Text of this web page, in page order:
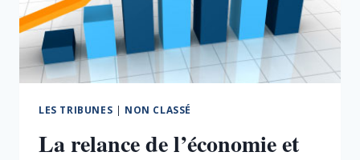
DE
LA
CROISSANCE,
DE
L’EMPLOI
DE
LES TRIBUNES | NON CLASSÉ
La relance de l’économie et